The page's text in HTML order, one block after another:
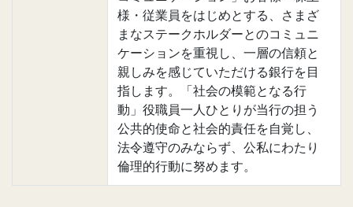
様・従業員をはじめとする、さまざ
まなステークホルダーとのコミュニ
ケーションを重視し、一層の信頼と
親しみを感じていただける銀行を目
指します。「社会の模範となる行
動」役職員一人ひとりが当行の担う
公共的使命と社会的責任を自覚し、
法令遵守のみならず、公私にわたり
倫理的行動に努めます。